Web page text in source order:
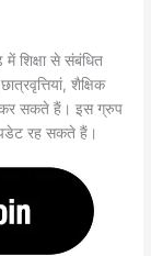
शिक्षा से संबंधित
शैक्षिक
कर सकते हैं। इस ग्रुप
रह सकते हैं।